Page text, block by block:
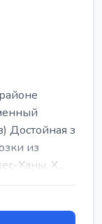
Достойная з
из
Ханы, Х...